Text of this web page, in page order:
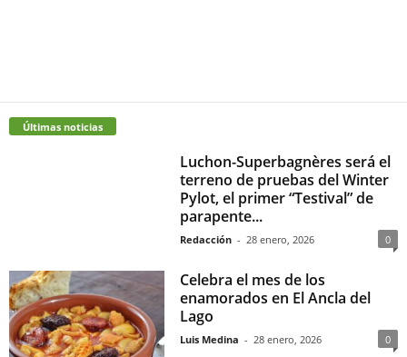
Últimas noticias
Luchon-Superbagnères será el
terreno de pruebas del Winter
Pylot, el primer “Testival” de
parapente...
Redacción - 28 enero, 2026 0
Celebra el mes de los
enamorados en El Ancla del
Lago
Luis Medina - 28 enero, 2026 0